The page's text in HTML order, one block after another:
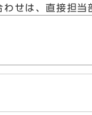
わせは、直接担